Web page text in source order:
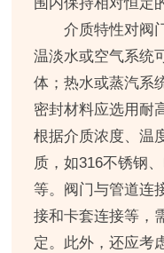
围内保持相对恒定
介质特性对阀
温淡水或空气系统
体；热水或蒸汽系
密封材料应选用耐
根据介质浓度、温
质，如316不锈钢
等。阀门与管道连
接和卡套连接等，
定。此外，还应考